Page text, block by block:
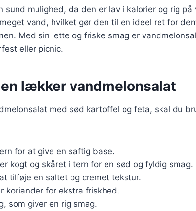
sund mulighed, da den er lav i kalorier og rig på
vand, hvilket gør den til en ideel ret for
Med sin lette og friske smag er
eller picnic.
lækker vandmelonsalat
med sød kartoffel og feta, skal du
for at give en saftig base.
kogt og skåret i tern for en sød og fyldig smag.
tilføje en saltet og cremet tekstur.
koriander for ekstra friskhed.
som giver en rig smag.